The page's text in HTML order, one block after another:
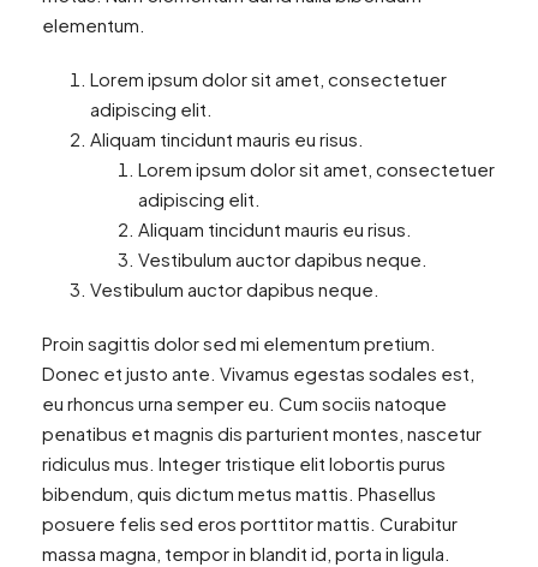
elementum.
Lorem ipsum dolor sit amet, consectetuer
adipiscing elit.
Aliquam tincidunt mauris eu risus.
Lorem ipsum dolor sit amet, consectetuer
adipiscing elit.
Aliquam tincidunt mauris eu risus.
Vestibulum auctor dapibus neque.
Vestibulum auctor dapibus neque.
Proin sagittis dolor sed mi elementum pretium.
Donec et justo ante. Vivamus egestas sodales est,
eu rhoncus urna semper eu. Cum sociis natoque
penatibus et magnis dis parturient montes, nascetur
ridiculus mus. Integer tristique elit lobortis purus
bibendum, quis dictum metus mattis. Phasellus
posuere felis sed eros porttitor mattis. Curabitur
massa magna, tempor in blandit id, porta in ligula.